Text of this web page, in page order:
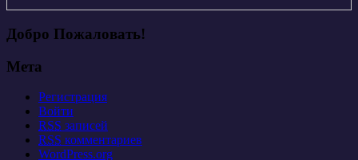
Добро Пожаловать!
Мета
Регистрация
Войти
RSS записей
RSS комментариев
WordPress.org